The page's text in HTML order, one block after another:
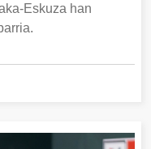
Eskuza han